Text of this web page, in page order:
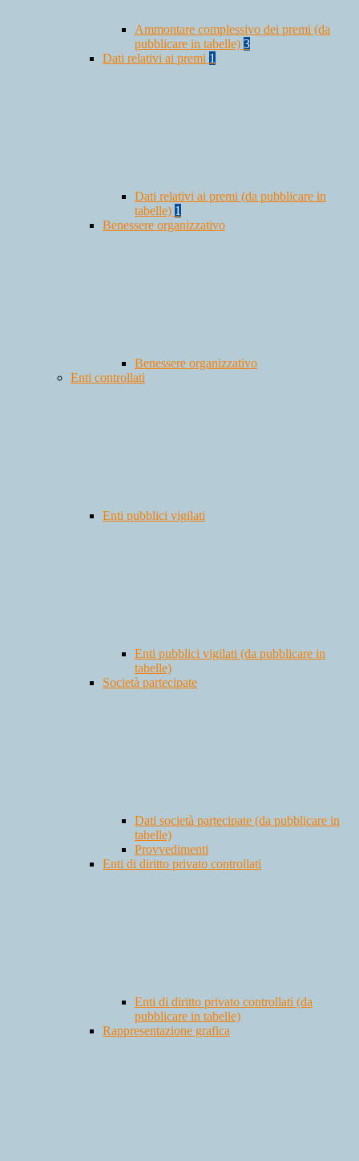
Ammontare complessivo dei premi (da
pubblicare in tabelle) 3
Dati relativi ai premi 1
Dati relativi ai premi (da pubblicare in
tabelle) 1
Benessere organizzativo
Benessere organizzativo
Enti controllati
Enti pubblici vigilati
Enti pubblici vigilati (da pubblicare in
tabelle)
Società partecipate
Dati società partecipate (da pubblicare in
tabelle)
Provvedimenti
Enti di diritto privato controllati
Enti di diritto privato controllati (da
pubblicare in tabelle)
Rappresentazione grafica